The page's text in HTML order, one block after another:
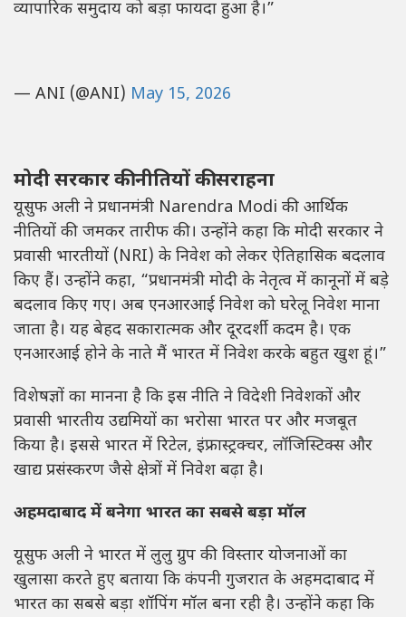
व्यापारिक समुदाय को बड़ा फायदा हुआ है।”
— ANI (@ANI) May 15, 2026
मोदी सरकार की नीतियों की सराहना
यूसुफ अली ने प्रधानमंत्री Narendra Modi की आर्थिक
नीतियों की जमकर तारीफ की। उन्होंने कहा कि मोदी सरकार ने
प्रवासी भारतीयों (NRI) के निवेश को लेकर ऐतिहासिक बदलाव
किए हैं। उन्होंने कहा, “प्रधानमंत्री मोदी के नेतृत्व में कानूनों में बड़े
बदलाव किए गए। अब एनआरआई निवेश को घरेलू निवेश माना
जाता है। यह बेहद सकारात्मक और दूरदर्शी कदम है। एक
एनआरआई होने के नाते मैं भारत में निवेश करके बहुत खुश हूं।”
विशेषज्ञों का मानना है कि इस नीति ने विदेशी निवेशकों और
प्रवासी भारतीय उद्यमियों का भरोसा भारत पर और मजबूत
किया है। इससे भारत में रिटेल, इंफ्रास्ट्रक्चर, लॉजिस्टिक्स और
खाद्य प्रसंस्करण जैसे क्षेत्रों में निवेश बढ़ा है।
अहमदाबाद में बनेगा भारत का सबसे बड़ा मॉल
यूसुफ अली ने भारत में लुलु ग्रुप की विस्तार योजनाओं का
खुलासा करते हुए बताया कि कंपनी गुजरात के अहमदाबाद में
भारत का सबसे बड़ा शॉपिंग मॉल बना रही है। उन्होंने कहा कि